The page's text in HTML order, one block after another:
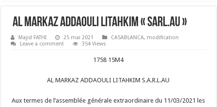
AL MARKAZ ADDAOULI LITAHKIM « SARL.AU »
Majid FATHI 25 mai 2021 CASABLANCA, modification
Leave a comment
354 Views
1758 15M4
AL MARKAZ ADDAOULI LITAHKIM S.A.R.L.AU
Aux termes de l’assemblée générale extraordinaire du 11/03/2021 les